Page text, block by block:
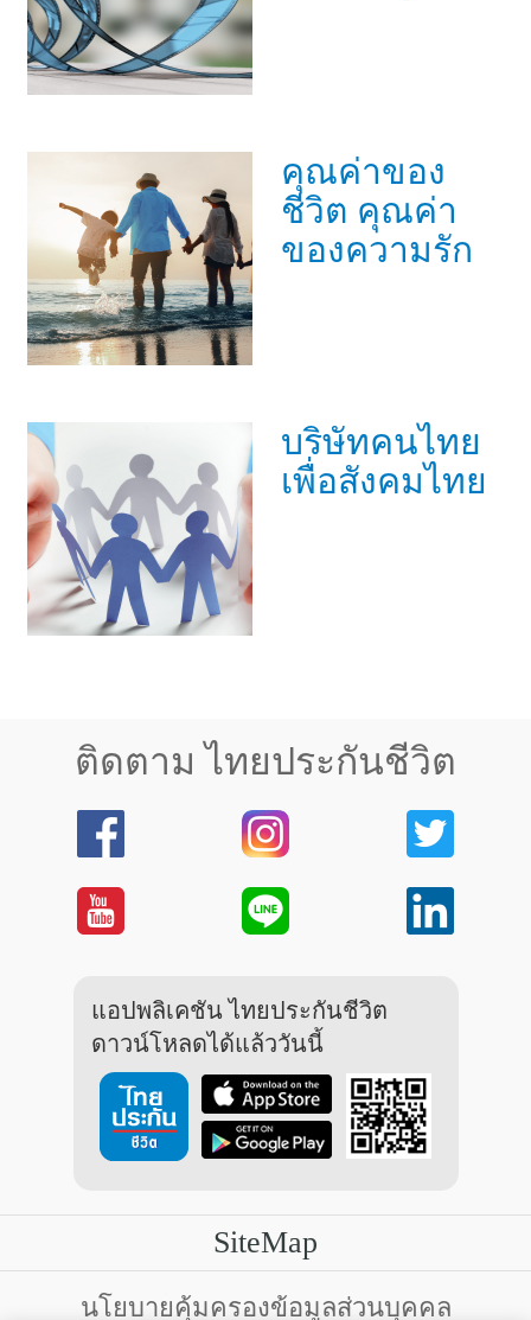
คุณค่าของ
ชีวิต คุณค่า
ของความรัก
บริษัทคนไทย
เพื่อสังคมไทย
ติดตาม ไทยประกันชีวิต
แอปพลิเคชัน ไทยประกันชีวิต
ดาวน์โหลดได้แล้ววันนี้
SiteMap
บริการลูกค้า
นโยบายคุ้มครองข้อมูลส่วนบุคคล